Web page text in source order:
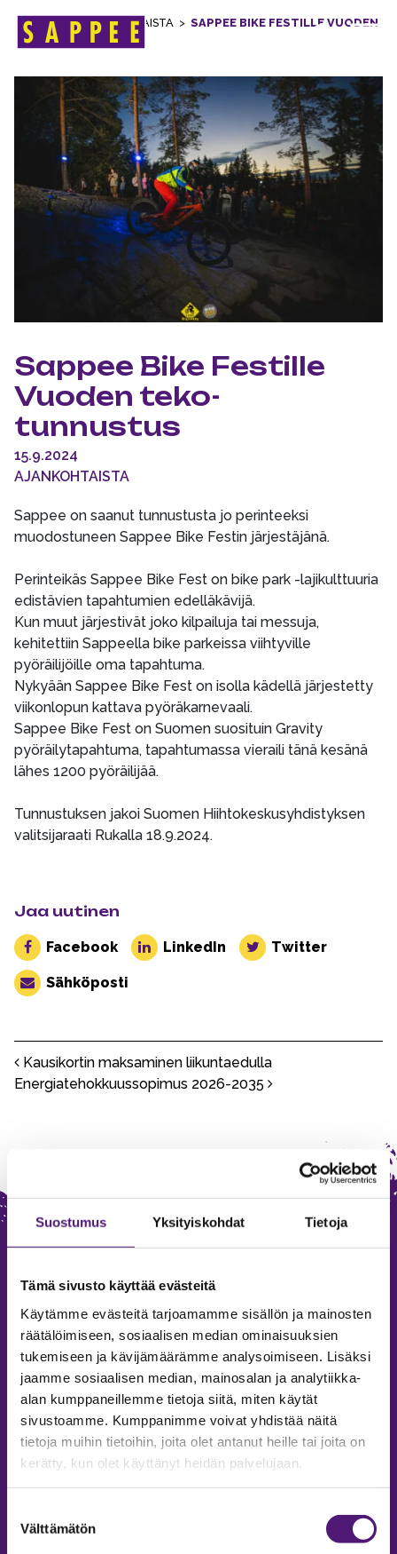
Suostumus Yksityiskohdat Tietoja
Tämä sivusto käyttää evästeitä
Käytämme evästeitä tarjoamamme sisällön ja mainosten
räätälöimiseen, sosiaalisen median ominaisuuksien
tukemiseen ja kävijämäärämme analysoimiseen. Lisäksi
jaamme sosiaalisen median, mainosalan ja analytiikka-
alan kumppaneillemme tietoja siitä, miten käytät
sivustoamme. Kumppanimme voivat yhdistää näitä
tietoja muihin tietoihin, joita olet antanut heille tai joita on
kerätty, kun olet käyttänyt heidän palvelujaan.
valinta
Välttämätön
Päävalikko
ETUSIVU > AJANKOHTAISTA > SAPPEE BIKE FESTILLE VUODEN
TEKO- TUNNUSTUS
Sappee Bike Festille
Vuoden teko-
tunnustus
15.9.2024
AJANKOHTAISTA
Sappee on saanut tunnustusta jo perinteeksi
muodostuneen Sappee Bike Festin järjestäjänä.
Perinteikäs Sappee Bike Fest on bike park -lajikulttuuria
edistävien tapahtumien edelläkävijä.
Kun muut järjestivät joko kilpailuja tai messuja,
kehitettiin Sappeella bike parkeissa viihtyville
pyöräilijöille oma tapahtuma.
Nykyään Sappee Bike Fest on isolla kädellä järjestetty
viikonlopun kattava pyöräkarnevaali.
Sappee Bike Fest on Suomen suosituin Gravity
pyöräilytapahtuma, tapahtumassa vieraili tänä kesänä
lähes 1200 pyöräilijää.
Tunnustuksen jakoi Suomen Hiihtokeskusyhdistyksen
valitsijaraati Rukalla 18.9.2024.
Jaa uutinen
Facebook LinkedIn Twitter
Sähköposti
Post navigation
Kausikortin maksaminen liikuntaedulla
Energiatehokkuussopimus 2026-2035
SAPPEE RESORT
Sappeenvuorentie 200
36450 Salmentaka, Pälkäne
Finland